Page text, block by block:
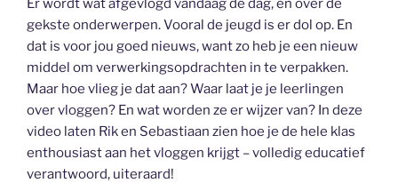
Er wordt wat afgevlogd vandaag de dag, en over de
gekste onderwerpen. Vooral de jeugd is er dol op. En
dat is voor jou goed nieuws, want zo heb je een nieuw
middel om verwerkingsopdrachten in te verpakken.
Maar hoe vlieg je dat aan? Waar laat je je leerlingen
over vloggen? En wat worden ze er wijzer van? In deze
video laten Rik en Sebastiaan zien hoe je de hele klas
enthousiast aan het vloggen krijgt – volledig educatief
verantwoord, uiteraard!